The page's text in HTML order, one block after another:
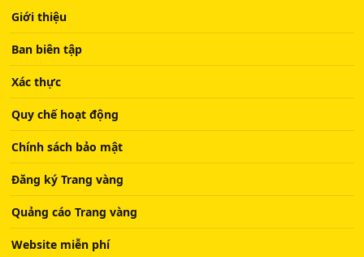
Giới thiệu
Ban biên tập
Xác thực
Quy chế hoạt động
Chính sách bảo mật
Đăng ký Trang vàng
Quảng cáo Trang vàng
Website miễn phí